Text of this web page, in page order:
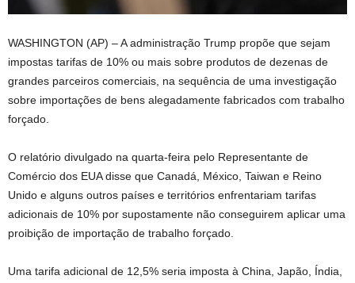
WASHINGTON (AP) – A administração Trump propõe que sejam
impostas tarifas de 10% ou mais sobre produtos de dezenas de
grandes parceiros comerciais, na sequência de uma investigação
sobre importações de bens alegadamente fabricados com trabalho
forçado.
O relatório divulgado na quarta-feira pelo Representante de
Comércio dos EUA disse que Canadá, México, Taiwan e Reino
Unido e alguns outros países e territórios enfrentariam tarifas
adicionais de 10% por supostamente não conseguirem aplicar uma
proibição de importação de trabalho forçado.
Uma tarifa adicional de 12,5% seria imposta à China, Japão, Índia,